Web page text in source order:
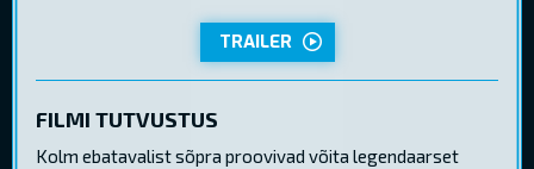
TRAILER
FILMI TUTVUSTUS
Kolm ebatavalist sõpra proovivad võita legendaarset